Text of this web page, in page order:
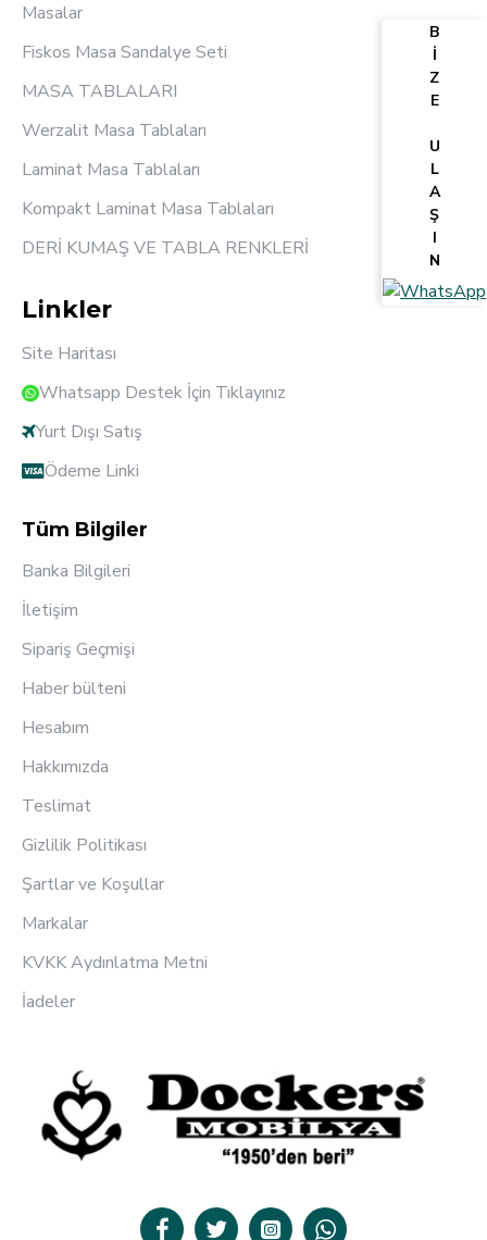
Masalar
Fiskos Masa Sandalye Seti
MASA TABLALARI
Werzalit Masa Tablaları
Laminat Masa Tablaları
Kompakt Laminat Masa Tablaları
DERİ KUMAŞ VE TABLA RENKLERİ
Linkler
Site Haritası
Whatsapp Destek İçin Tıklayınız
Yurt Dışı Satış
Ödeme Linki
Tüm Bilgiler
Banka Bilgileri
İletişim
Sipariş Geçmişi
Haber bülteni
Hesabım
Hakkımızda
Teslimat
Gizlilik Politikası
Şartlar ve Koşullar
Markalar
KVKK Aydınlatma Metni
İadeler
B
İ
Z
E
U
L
A
Ş
I
N